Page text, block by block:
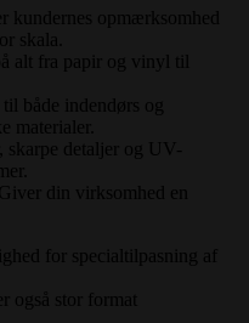
kundernes opmærksomhed
skala.
alt fra papir og vinyl til
både indendørs og
materialer.
detaljer og UV-
din virksomhed en
for specialtilpasning af